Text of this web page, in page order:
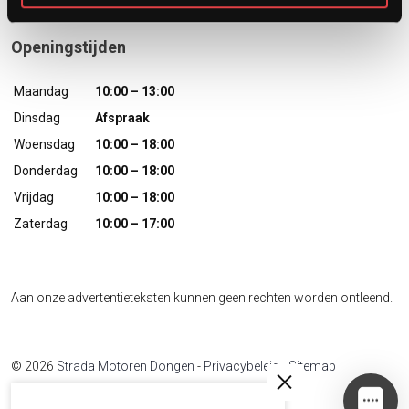
Openingstijden
Maandag
10:00 – 13:00
Dinsdag
Afspraak
Woensdag
10:00 – 18:00
Donderdag
10:00 – 18:00
Vrijdag
10:00 – 18:00
Zaterdag
10:00 – 17:00
Aan onze advertentieteksten kunnen geen rechten worden ontleend.
© 2026 Strada Motoren Dongen - Privacybeleid Sitemap